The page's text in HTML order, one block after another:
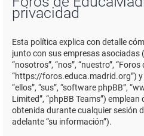
privacidad
Esta política explica con detalle
junto con sus empresas asociadas
“nosotros”, “nos”, “nuestro”,
“https://foros.educa.madrid.org”)
“ellos”, “sus”, “software phpBB”,
Limited”, “phpBB Teams”)
obtenida durante cualquier sesión
adelante “su información”).